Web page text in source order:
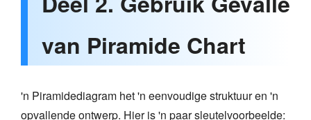
van Piramide Chart
'n Piramidediagram het 'n eenvoudige struktuur en 'n
opvallende ontwerp. Hier is 'n paar sleutelvoorbeelde: